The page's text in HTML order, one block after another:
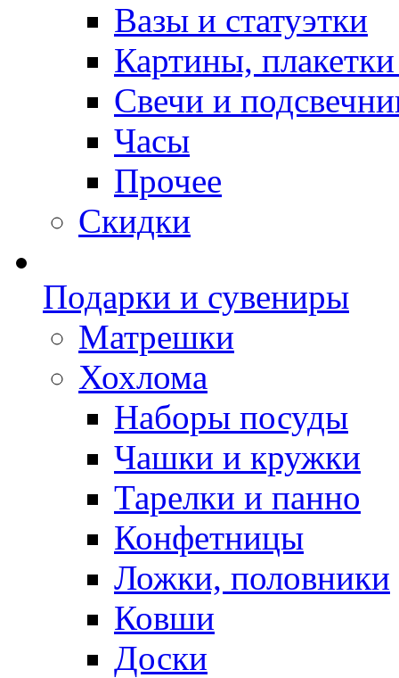
Вазы и статуэтки
Картины,
Свечи и
Часы
Прочее
Скидки
Подарки и сувениры
Матрешки
Хохлома
Наборы посуды
Чашки и кружки
Тарелки и панно
Конфетницы
Ложки, половники
Ковши
Доски